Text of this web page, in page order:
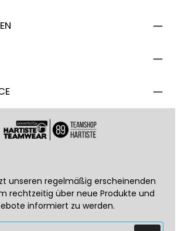
unseren regelmäßig erscheinenden
rechtzeitig über neue Produkte und
informiert zu werden.